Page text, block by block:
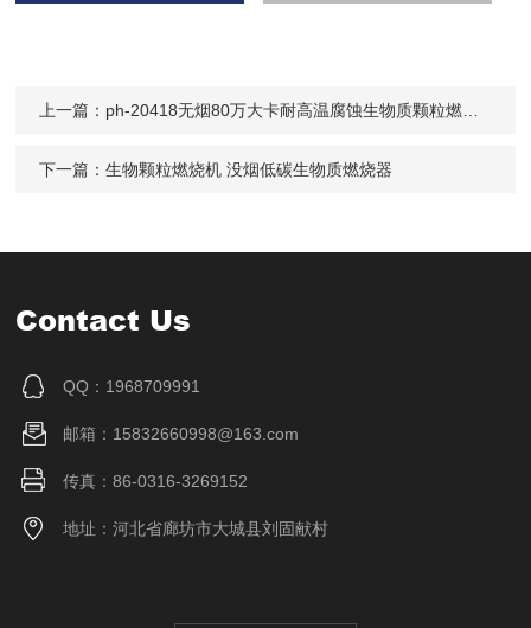
上一篇： ph-20418无烟80万大卡耐高温腐蚀生物质颗粒燃烧机
下一篇：生物颗粒燃烧机 没烟低碳生物质燃烧器
Contact Us
QQ：1968709991
邮箱：15832660998@163.com
传真：86-0316-3269152
地址：河北省廊坊市大城县刘固献村